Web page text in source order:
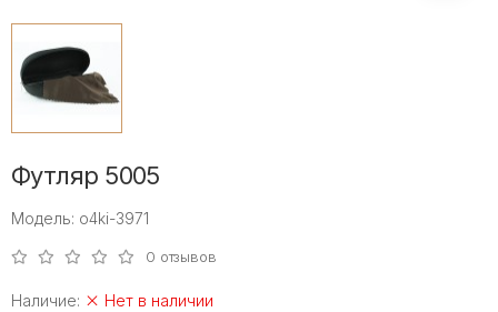
Футляр 5005
Модель: o4ki-3971
0 отзывов
Наличие: Нет в наличии